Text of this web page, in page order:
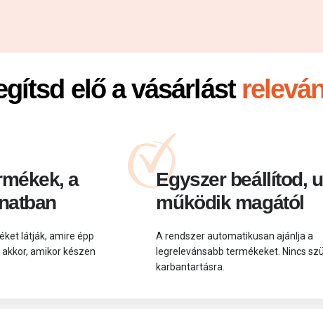
elő a vásárlást
a
látják, amire épp
amikor készen
Egyszer beállítod,
működik magától
A rendszer automatikusan ajánlja a
legrelevánsabb termékeket. Nincs
karbantartásra.